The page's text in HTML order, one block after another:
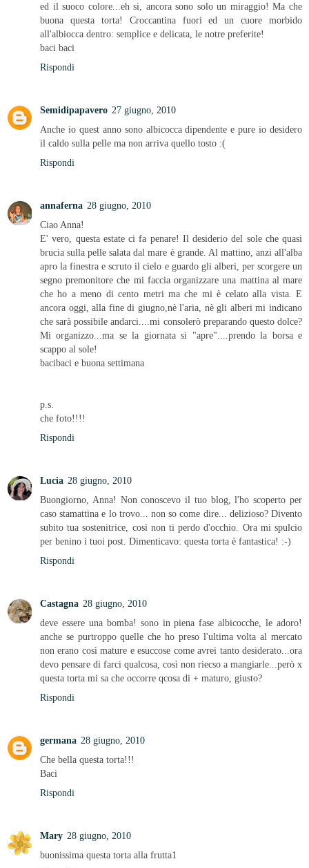
ed il suoco colore...eh si, ancora sono solo un miraggio! Ma che
buona questa torta! Croccantina fuori ed un cuore morbido
all'albiocca dentro: semplice e delicata, le notre preferite!
baci baci
Rispondi
Semidipapavero 27 giugno, 2010
Anche io quest anno sono albicocca dipendente e pure io desidero
il caldo sulla pelle ma non arriva quello tosto :(
Rispondi
annaferna 28 giugno, 2010
Ciao Anna!
E' vero, questa estate ci fa penare! Il desiderio del sole che quasi
brucia sulla pelle salata dal mare è grande. Al mattino, anzi all'alba
apro la finestra e scruto il cielo e guardo gli alberi, per scorgere un
segno premonitore che mi faccia organizzare una mattina al mare
che ho a meno di cento metri ma che mi è celato alla vista. E
ancora oggi, alla fine di giugno,nè l'aria, nè gli alberi mi indicano
che sarà possibile andarci....mi consolerò preparando questo dolce?
Mi organizzo...ma se la giornata si "apre"....prendo la borsa e
scappo al sole!
bacibaci e buona settimana
p.s.
che foto!!!!
Rispondi
Lucia 28 giugno, 2010
Buongiorno, Anna! Non conoscevo il tuo blog, l'ho scoperto per
caso stamattina e lo trovo... non so come dire... delizioso? Divento
subito tua sostenitrice, così non ti perdo d'occhio. Ora mi spulcio
per benino i tuoi post. Dimenticavo: questa torta è fantastica! :-)
Rispondi
Castagna 28 giugno, 2010
deve essere una bomba! sono in piena fase albicocche, le adoro!
anche se purtroppo quelle che ho preso l'ultima volta al mercato
non erano così mature e esuccose come avrei tanto desiderato...ora
devo pensare di farci qualcosa, così non riecso a mangiarle...però x
questa torta mi sa che occorre qcosa di + maturo, giusto?
Rispondi
germana 28 giugno, 2010
Che bella questa torta!!!
Baci
Rispondi
Mary 28 giugno, 2010
buonissima questa torta alla frutta1